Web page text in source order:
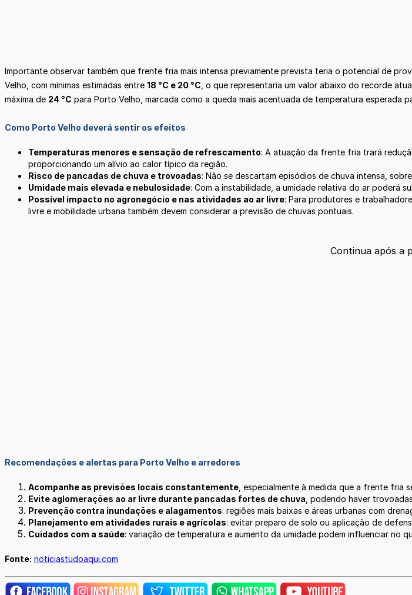
Importante observar também que frente fria mais intensa previamente prevista teria o potencial de
Velho, com mínimas estimadas entre 18 °C e 20 °C , o que representaria um valor abaixo do recorde
máxima de 24 °C para Porto Velho, marcada como a queda mais acentuada de temperatura esperada
Como Porto Velho deverá sentir os efeitos
Temperaturas menores e sensação de refrescamento: A atuação da frente fria trará
proporcionando um alívio ao calor típico da região.
Risco de pancadas de chuva e trovoadas: Não se descartam episódios de chuva intensa,
Umidade mais elevada e nebulosidade: Com a instabilidade, a umidade relativa do ar poderá
Possível impacto no agronegócio e nas atividades ao ar livre: Para produtores e
livre e mobilidade urbana também devem considerar a previsão de chuvas pontuais.
Continua após a
Recomendações e alertas para Porto Velho e arredores
Acompanhe as previsões locais constantemente , especialmente à medida que a frente fria
Evite aglomerações ao ar livre durante pancadas fortes de chuva , podendo haver
Prevenção contra inundações e alagamentos: regiões mais baixas e áreas urbanas com
Planejamento em atividades rurais e agrícolas: evitar preparo de solo ou aplicação de
Cuidados com a saúde: variação de temperatura e aumento da umidade podem influenciar no
Fonte: noticiastudoaqui.com